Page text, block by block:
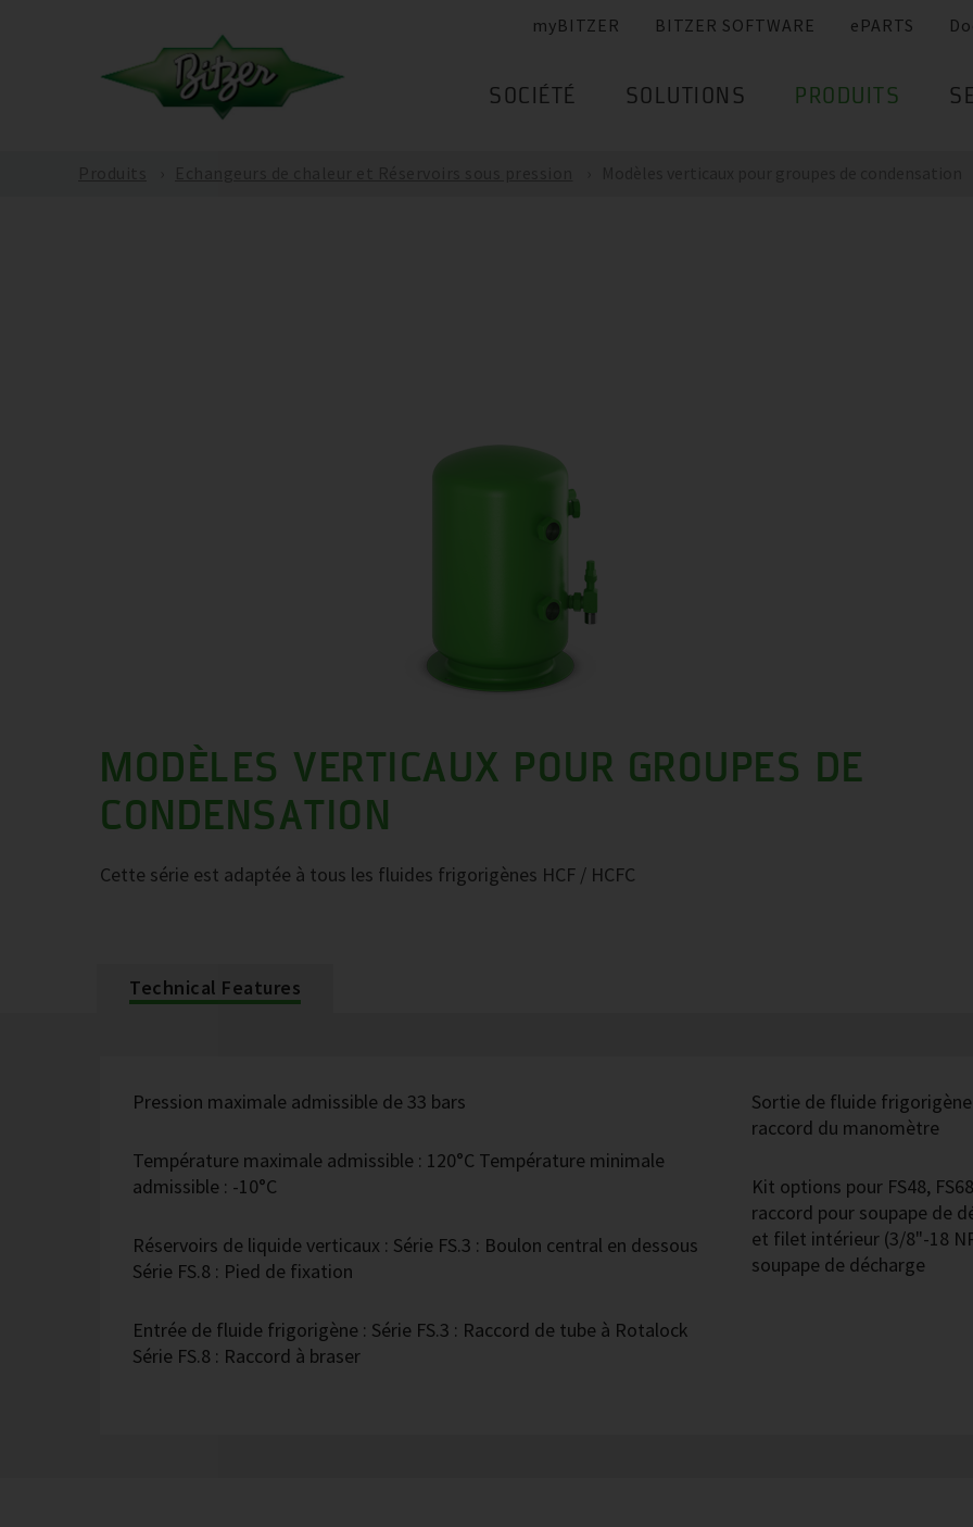
myBITZER BITZER SOFTWARE ePARTS
SOCIÉTÉ SOLUTIONS PRODUITS
MODÈLES VERTICAUX POUR GROUPES DE
CONDENSATION
Cette série est adaptée à tous les fluides frigorigènes HCF / HCFC
Technical Features
Pression maximale admissible de 33 bars
Température maximale admissible : 120°C Température minimale
admissible : -10°C
Réservoirs de liquide verticaux : Série FS.3 : Boulon central en dessous
Série FS.8 : Pied de fixation
Entrée de fluide frigorigène : Série FS.3 : Raccord de tube à Rotalock
Série FS.8 : Raccord à braser
Sortie de fluide
raccord du manomètre
Kit options pour FS48,
raccord pour soupape de
et filet intérieur (3/8"-18
soupape de décharge